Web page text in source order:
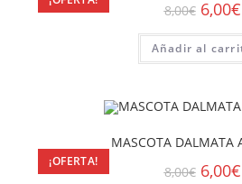
8,00€ 6,00€
Añadir al
¡OFERTA!
MASCOTA DALMATA
8,00€ 6,00€